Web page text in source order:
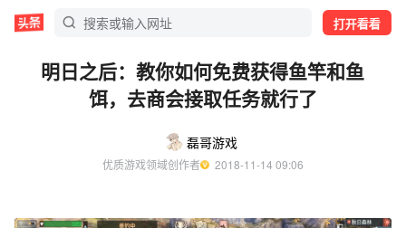
打开看看
明日之后：教你如何免费获得鱼竿和鱼
饵，去商会接取任务就行了
磊哥游戏
优质游戏领域创作者
  2018-11-14 09:06